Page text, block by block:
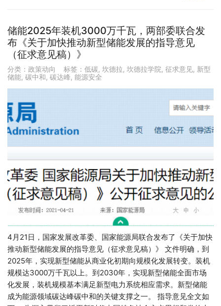
储能2025年装机3000万千瓦，两部委联合发
布《关于加快推动新型储能发展的指导意见
（征求意见稿）》
分类： 政策动向 标签： 低碳, 坎德拉, 坎德拉学院, 征求意见, 新型
储能, 碳中和, 碳达峰, 能源安全
4月21日，国家发展改革委、国家能源局联合发布了《关于加快
推动新型储能发展的指导意见（征求意见稿）》 文件明确，到
2025年，实现新型储能从商业化初期向规模化发展转变。装机
规模达3000万千瓦以上。到2030年，实现新型储能全面市场
化发展，装机规模基本满足新型电力系统相应需求。新型储能
成为能源领域碳达峰碳中和的关键支撑之一。 指导意见全文如